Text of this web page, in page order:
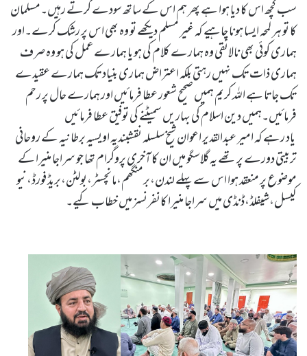
سب کچھ اس کا دیا ہوا ہے پھر ہم اس کے ساتھ سودے کرتے رہیں۔مسلمان
کا تو ہر لمحہ ایسا ہونا چاہیے کہ غیر مسلم دیکھے تو وہ بھی اس پر رشک کرے۔اور
ہماری کوئی بھی نالائقی وہ ہمارے کلام کی ہو یا ہمارے عمل کی ہو وہ صرف
ہماری ذات تک نہیں رہتی بلکہ اعتراض ہماری بنیاد تک ہمارے عقیدے
تک جاتا ہے اللہ کریم ہمیں صحیح شعور عطا فرمائیں اور ہمارے حال پر رحم
فرمائیں۔ہمیں دین اسلام کی بہاریں سمیٹنے کی توفیق عطا فرمائیں
یاد رہے کہ امیر عبدالقدیر اعوان شیخ سلسلہ نقشبندیہ اویسیہ برطانیہ کے روحانی
تربیتی دورے پر تھے یہ گلاسگو میں ان کا آخری پروگرام تھا جو سراجا منیرا کے
موضوع پر منعقد ہوا اس سے پہلے لندن،برمنگھم،مانچسٹر،بولٹن،بریڈ فورڈ،نیو
کیسل،شیفلڈ،ڈنڈی میں سراجا منیرا کانفرنسز میں خطاب کیے۔